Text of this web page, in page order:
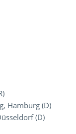
Hamburg (D)
(D)